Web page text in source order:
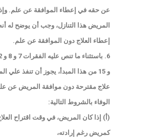
عن حقه في إعطاء الموافقة عن علم.
المريض هذا التنازل، وجب أن يوضح له
إعطاء العلاج دون الموافقة عن علم.
و 15 من هذا المبدأ، يجوز أن تنفذ
علاج مقترحة دون موافقة المريض عن
الوفاء بالشروط التالية:
(أ) إذا كان المريض، في وقت اقتراح
كمريض رغم إرادته،